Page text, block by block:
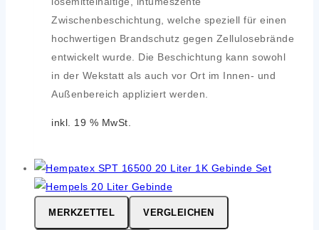
Zwischenbeschichtung, welche speziell für einen
hochwertigen Brandschutz gegen Zellulosebrände
entwickelt wurde. Die Beschichtung kann sowohl
in der Wekstatt als auch vor Ort im Innen- und
Außenbereich appliziert werden.
inkl. 19 % MwSt.
MERKZETTEL VERGLEICHEN